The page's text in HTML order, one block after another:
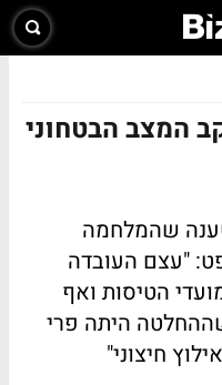
המצב הבטחוני
שהמלחמה
"עצם העובדה
הטיסות ואף
היתה פרי
חיצוני"